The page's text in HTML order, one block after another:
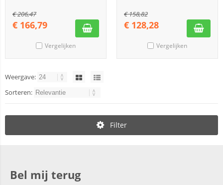
€206,47
€ 166,79
Vergelijken
€158,82
€ 128,28
Vergelijken
Weergave:
Sorteren:
Filter
Bel mij terug